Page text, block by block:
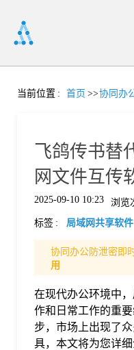
首
价
格
当前位置 : 首页 >>协同办
飞鸽传书
网文件互传
2025-09-10 10:23 浏览
标签 : 局域网共享软件
协同办公防泄密即
用
在现代办公环境中
作和日常工作的重
步，市场上出现了
具，本文将为您详